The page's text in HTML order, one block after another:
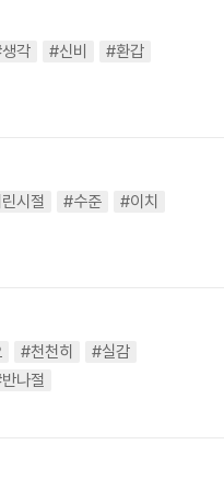
각 #신비
#환갑
시절 #수준
#이치
#천천히
#실감
나절